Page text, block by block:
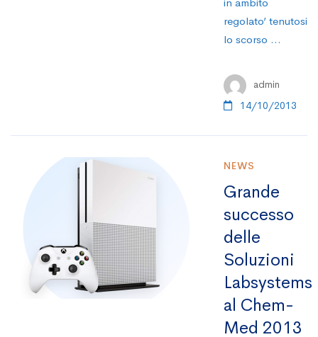
regolato’ tenutosi
lo scorso …
admin
14/10/2013
NEWS
Grande
successo
delle
Soluzioni
Labsystems
al Chem-
Med 2013